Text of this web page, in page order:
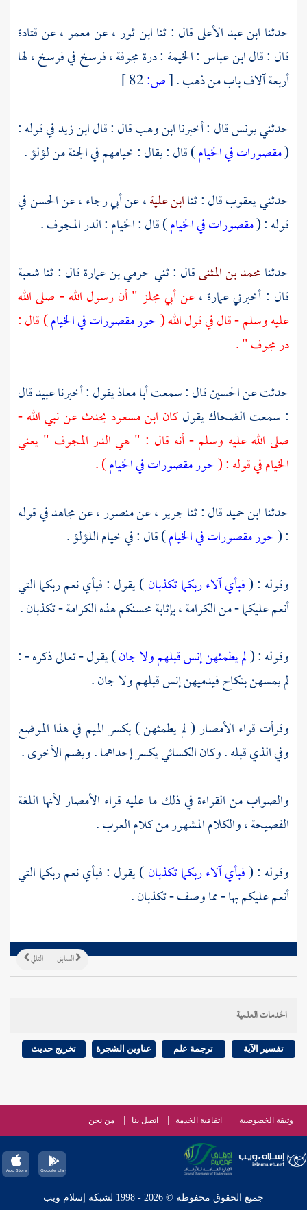
حدثنا ابن عبد الأعلىقال : ثناابن ثور، عنمعمر، عنقتادة
قال : قالابن عباس: الخيمة : درة مجوفة ، فرسخ في فرسخ ، لها
أربعة آلاف باب من ذهب .[ص:
حدثنييونسقال : أخبرناابن وهبقال : قالابن زيدفي قوله :
(مقصورات في الخيام) قال : يقال : خيامهم في الجنة من لؤلؤ .
حدثنييعقوبقال : ثناابن علية، عنأبي رجاء، عنالحسنفي
قوله : (مقصورات في الخيام) قال : الخيام : الدر المجوف .
حدثنامحمد بن المثنىقال : ثنيحرمي بن عمارةقال : ثناشعبة
قال : أخبرنيعمارة ،عنأبي مجلز " أن رسول الله - صلى الله
عليه وسلم - قال في قول الله (حور مقصورات في الخيام) قال :
در مجوف " .
حدثت عنالحسينقال : سمعتأبا معاذيقول : أخبرناعبيدقال
: سمعت الضحاكيقولكان ابن مسعوديحدث عن نبي الله -
صلى الله عليه وسلم - أنه قال : " هي الدر المجوف " يعني
الخيام في قوله : (حور مقصورات في الخيام) .
حدثناابن حميدقال : ثناجرير، عنمنصور، عنمجاهدفي قوله
: (حور مقصورات في الخيام) قال : في خيام اللؤلؤ .
وقوله : (فبأي آلاء ربكما تكذبان) يقول : فبأي نعم ربكما التي
أنعم عليكما - من الكرامة ، بإثابة محسنكم هذه الكرامة - تكذبان .
وقوله : (لم يطمثهن إنس قبلهم ولا جان) يقول - تعالى ذكره - :
لم يمسهن بنكاح فيدميهن إنس قبلهم ولا جان .
وقرأت قراء الأمصار ( لم يطمثهن ) بكسر الميم في هذا الموضع
وفي الذي قبله . وكانالكسائييكسر إحداهما . ويضم الأخرى .
والصواب من القراءة في ذلك ما عليه قراء الأمصار لأنها اللغة
الفصيحة ، والكلام المشهور من كلام العرب .
وقوله : (فبأي آلاء ربكما تكذبان) يقول : فبأي نعم ربكما التي
أنعم عليكم بها - مما وصف - تكذبان .
التالي السابق
الخدمات العلمية
تفسير الآية ترجمة علم عناوين الشجرة تخريج حديث
وثيقة الخصوصية اتفاقية الخدمة اتصل بنا من نحن
جميع الحقوق محفوظة © 2026 - 1998 لشبكة إسلام ويب